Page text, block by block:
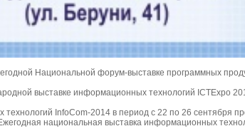
Национальной форум-выставке программных
выставке информационных технологий ICTExpo
InfoCom-2014 в период с 22 по 26 сентября
национальная выставка информационных